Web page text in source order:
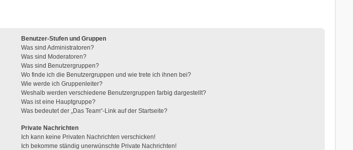
Benutzer-Stufen und Gruppen
Was sind Administratoren?
Was sind Moderatoren?
Was sind Benutzergruppen?
Wo finde ich die Benutzergruppen und wie trete ich ihnen bei?
Wie werde ich Gruppenleiter?
Weshalb werden verschiedene Benutzergruppen farbig dargestellt?
Was ist eine Hauptgruppe?
Was bedeutet der „Das Team“-Link auf der Startseite?
Private Nachrichten
Ich kann keine Privaten Nachrichten verschicken!
Ich bekomme ständig unerwünschte Private Nachrichten!